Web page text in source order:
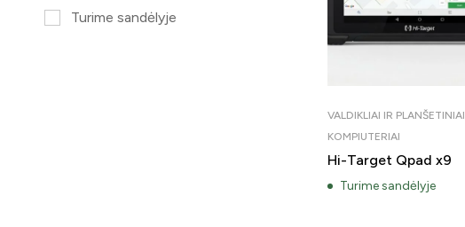
Turime sandėlyje
VALDIKLIAI IR PLANŠETINIAI
KOMPIUTERIAI
Hi-Target Qpad x9
Turime sandėlyje